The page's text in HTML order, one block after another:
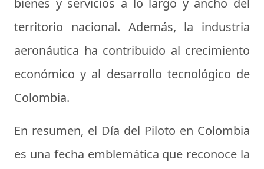
bienes y servicios a lo largo y ancho del
territorio nacional. Además, la industria
aeronáutica ha contribuido al crecimiento
económico y al desarrollo tecnológico de
Colombia.
En resumen, el Día del Piloto en Colombia
es una fecha emblemática que reconoce la